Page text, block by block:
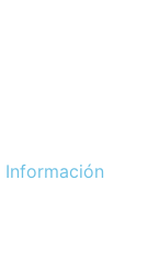
Información